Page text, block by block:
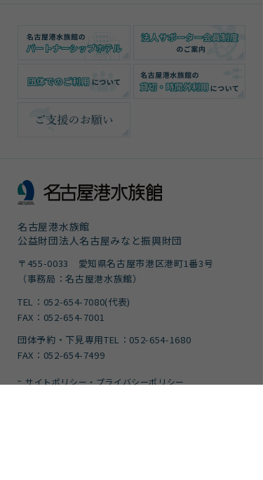
名古屋港水族館
公益財団法人名古屋みなと振興財団
〒455-0033 愛知県名古屋市港区港町1番3号
（事務局：名古屋港水族館）
TEL：052-654-7080(代表)
FAX：052-654-7001
団体予約・下見専用TEL：052-654-1680
FAX：052-654-7499
サイトポリシー・プライバシーポリシー